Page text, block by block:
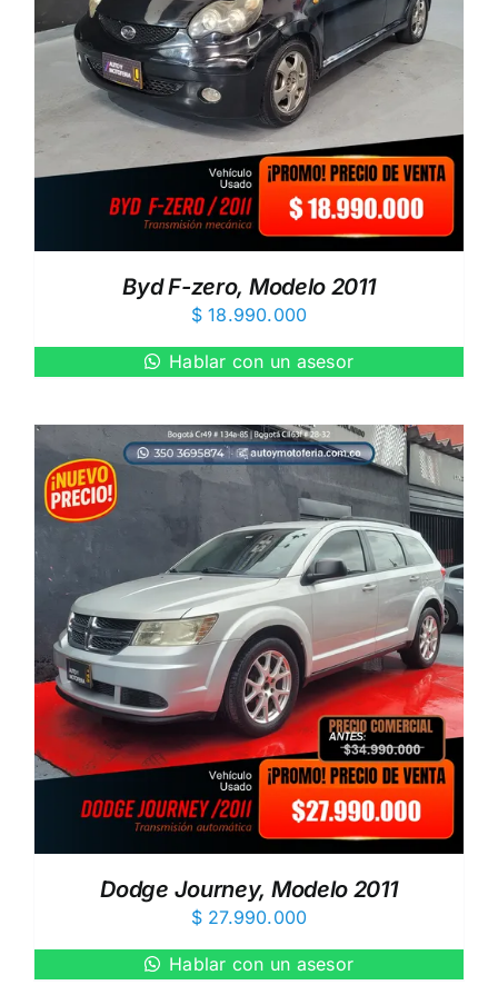
Byd F-zero, Modelo 2011
$18.990.000
Hablar con un asesor
Dodge Journey, Modelo 2011
$27.990.000
Hablar con un asesor